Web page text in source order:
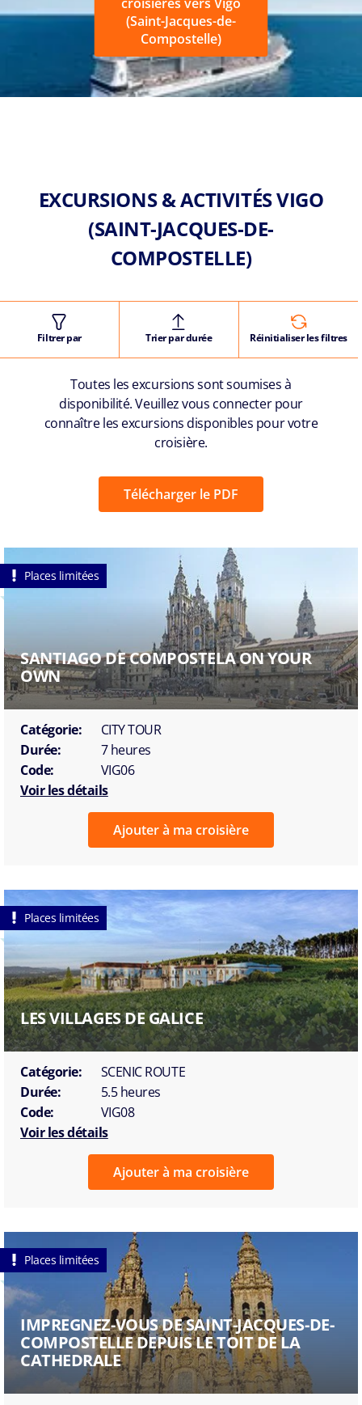
(Saint-Jacques-de-
Compostelle)
EXCURSIONS & ACTIVITÉS VIGO
(SAINT-JACQUES-DE-
COMPOSTELLE)
Filtrer par Trier par durée Réinitialiser les filtres
Toutes les excursions sont soumises à
disponibilité. Veuillez vous connecter pour
connaître les excursions disponibles pour votre
croisière.
Télécharger le PDF
Places limitées
SANTIAGO DE COMPOSTELA ON YOUR
OWN
Catégorie:
CITY TOUR
Durée:
7 heures
Code:
VIG06
Voir les détails
Ajouter à ma croisière
Places limitées
LES VILLAGES DE GALICE
Catégorie:
SCENIC ROUTE
Durée:
5.5 heures
Code:
VIG08
Voir les détails
Ajouter à ma croisière
Places limitées
IMPREGNEZ-VOUS DE SAINT-JACQUES-DE-
COMPOSTELLE DEPUIS LE TOIT DE LA
CATHEDRALE